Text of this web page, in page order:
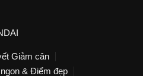
Giảm cân
& Điểm đẹp